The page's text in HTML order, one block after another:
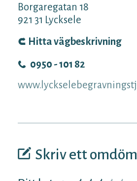
Skriv ett
Borgaregatan 18
921 31 Lycksele
Hitta vägbeskrivning
0950 - 101 82